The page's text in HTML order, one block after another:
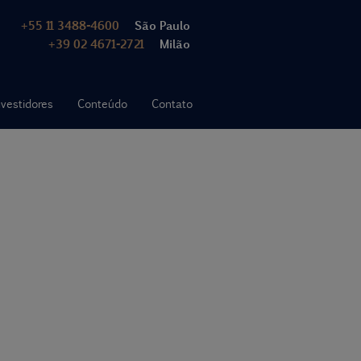
+55 11 3488-4600 São Paulo
+39 02 4671-2721 Milão
Conteúdo Contato